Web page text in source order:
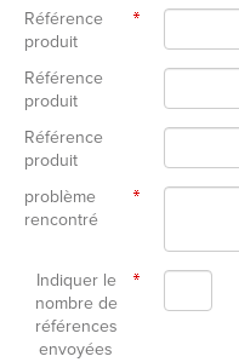
Référence
produit
Référence
produit
Référence
produit
problème
rencontré
Indiquer le
nombre de
références
envoyées